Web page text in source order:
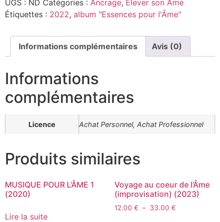
UGS : ND Catégories : Ancrage, Élever son Âme
Étiquettes : 2022, album "Essences pour l'Âme"
Informations complémentaires Avis (0)
Informations
complémentaires
Licence Achat Personnel, Achat Professionnel
Produits similaires
MUSIQUE POUR L’ÂME 1
(2020)
Lire la suite
Voyage au coeur de l’Âme
(improvisation) (2023)
12.00 € – 33.00 €